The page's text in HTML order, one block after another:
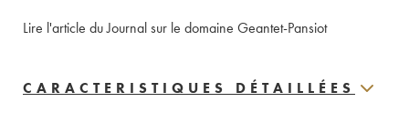
Lire l'article du Journal sur le domaine Geantet-Pansiot
CARACTERISTIQUES DÉTAILLÉES